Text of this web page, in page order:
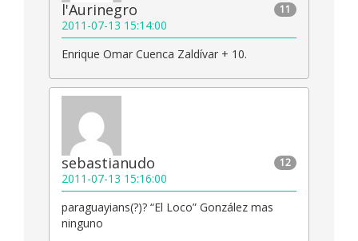
11
l'Aurinegro
2011-07-13 15:14:00
Enrique Omar Cuenca Zaldívar + 10.
12
sebastianudo
2011-07-13 15:16:00
paraguayians(?)? “El Loco” González mas
ninguno